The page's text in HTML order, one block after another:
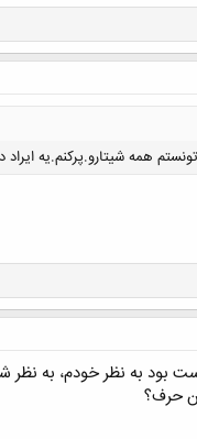
همه شیتارو.پرکنم.یه
تا باز شود...
به نظر خودم، به نظر
حرف؟